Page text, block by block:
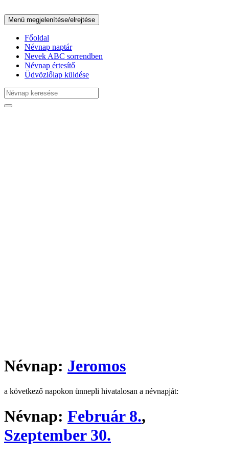
Menü megjelenítése/elrejtése
Főoldal
Névnap naptár
Nevek ABC sorrendben
Névnap értesítő
Üdvözlőlap küldése
Névnap: Jeromos
a következő napokon ünnepli hivatalosan a névnapját:
Névnap: Február 8.,
Szeptember 30.